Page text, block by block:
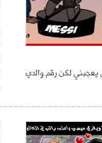
يعجبني لكن رقم والدي